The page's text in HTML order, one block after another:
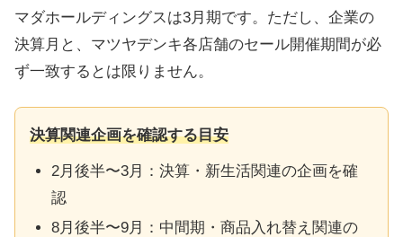
マダホールディングスは3月期です。ただし、企業の
決算月と、マツヤデンキ各店舗のセール開催期間が必
ず一致するとは限りません。
決算関連企画を確認する目安
2月後半〜3月：決算・新生活関連の企画を確
認
8月後半〜9月：中間期・商品入れ替え関連の